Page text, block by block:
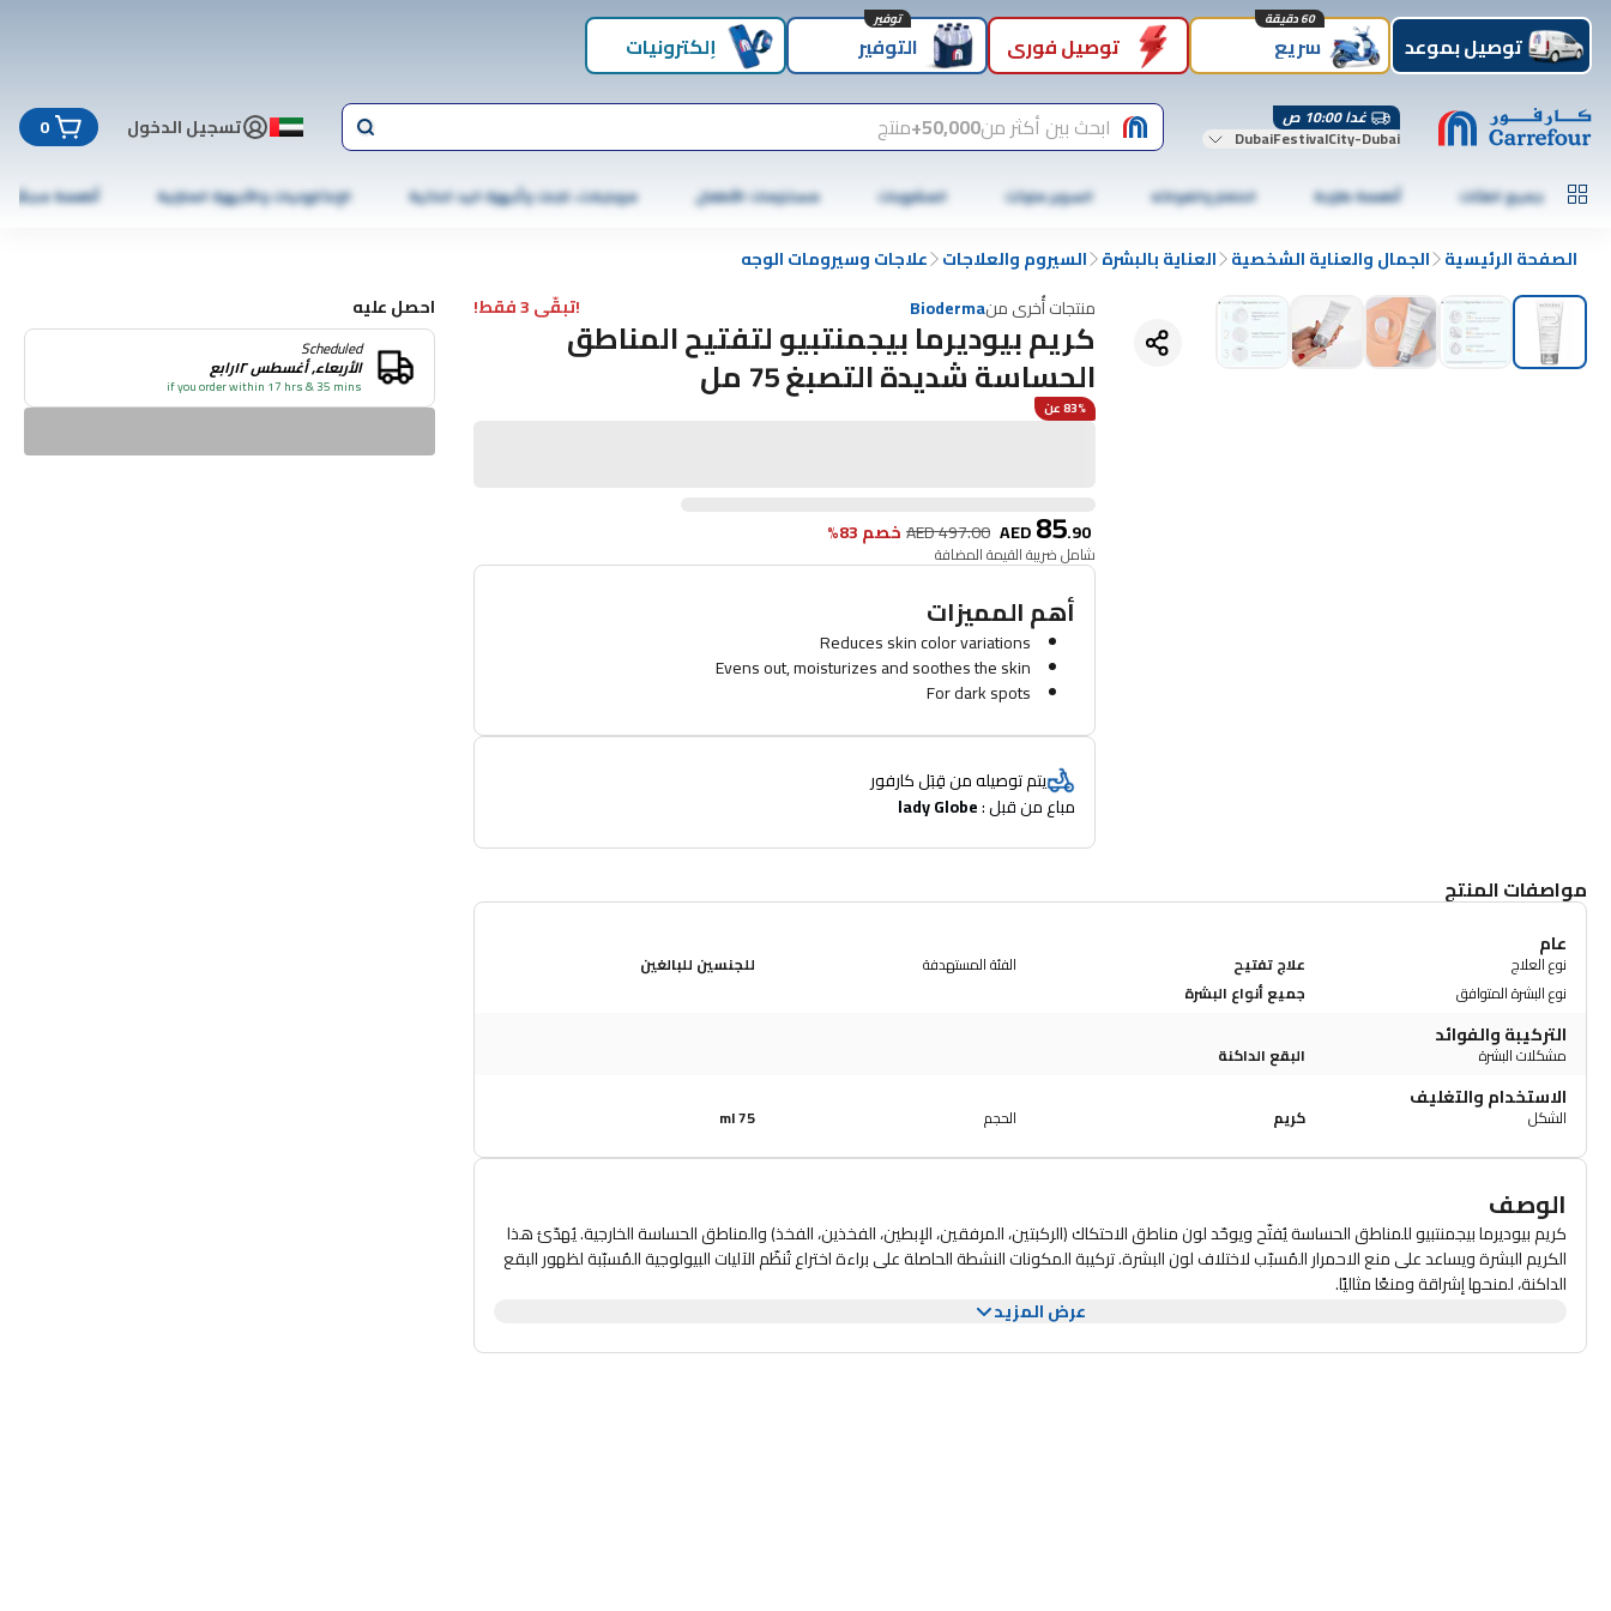
توصيل بموعد سريع
60 دقيقة
توصيل فوري التوفير
توفير
إلكترونيات
غدا 10:00 ص
DubaiFestivalCity-Dubai ابحث بين أكثر من50,000+ منتج تسجيل الدخول 0
جميع الفئات أطعمة طازجة الخضار والفواكه السوبر ماركت المشروبات مستلزمات الأطفال موبايلات، تابلت وأجهزة اليد الذكية الإلكترونيات والأجهزة المنزلية أطعمة مجمّدة
الصفحة الرئيسية الجمال والعناية الشخصية العناية بالبشرة السيروم والعلاجات علاجات وسيرومات الوجه
منتجات أُخرى منBioderma !تبقّى 3 فقط!
كريم بيوديرما بيجمنتبيو لتفتيح المناطق
الحساسة شديدة التصبغ 75 مل
83% عن
AED85.90
AED497.00 خصم 83%
شامل ضريبة القيمة المضافة
أهم المميزات
Reduces skin color variations
Evens out, moisturizes and soothes the skin
For dark spots
يتم توصيله من قِبَل كارفور
مباع من قبل : lady Globe
احصل عليه
Scheduled
الأربعاء, أغسطس ١٢رابع
if you order within 17 hrs & 35 mins
مواصفات المنتج
عام
نوع العلاج علاج تفتيح الفئة المستهدفة
للجنسين للبالغين
نوع البشرة المتوافق
جميع أنواع البشرة
التركيبة والفوائد
مشكلات البشرة البقع الداكنة
الاستخدام والتغليف
الشكل كريم الحجم 75 ml
الوصف
كريم بيوديرما بيجمنتبيو للمناطق الحساسة يُفتّح ويوحّد لون مناطق الاحتكاك (الركبتين، المرفقين، الإبطين، الفخذين، الفخذ) والمناطق الحساسة الخارجية. يُهدّئ هذا
الكريم البشرة ويساعد على منع الاحمرار المُسبّب لاختلاف لون البشرة. تركيبة المكونات النشطة الحاصلة على براءة اختراع تُنظّم الآليات البيولوجية المُسبّبة لظهور البقع
الداكنة، لمنحها إشراقة ومنعًا مثاليًا.
يُهدّئ البشرة
عرض المزيد